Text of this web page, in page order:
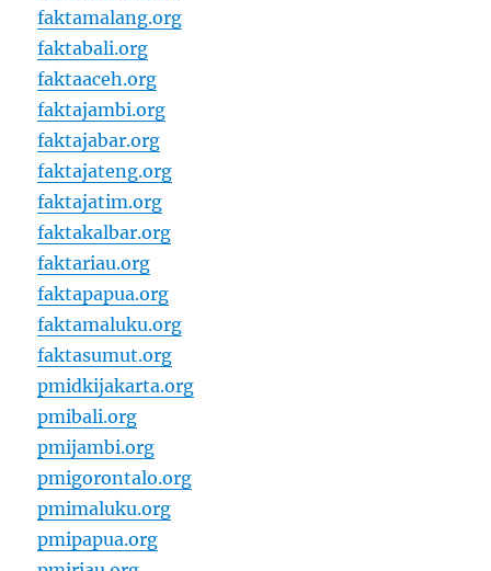
faktamalang.org
faktabali.org
faktaaceh.org
faktajambi.org
faktajabar.org
faktajateng.org
faktajatim.org
faktakalbar.org
faktariau.org
faktapapua.org
faktamaluku.org
faktasumut.org
pmidkijakarta.org
pmibali.org
pmijambi.org
pmigorontalo.org
pmimaluku.org
pmipapua.org